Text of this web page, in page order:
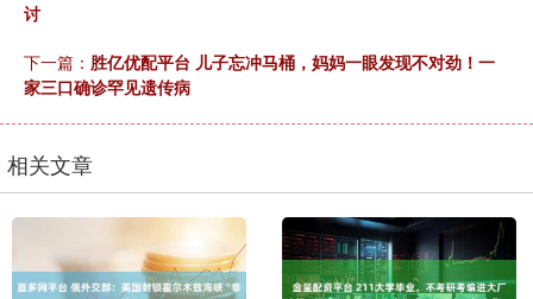
讨
下一篇： 胜亿优配平台 儿子忘冲马桶，妈妈一眼发现不对劲！一
家三口确诊罕见遗传病
相关文章